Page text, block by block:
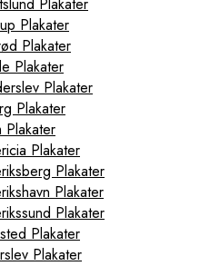
Plakater
Plakater
Plakater
Plakater
Plakater
Plakater
Plakater
Plakater
Plakater
Plakater
Plakater
Plakater